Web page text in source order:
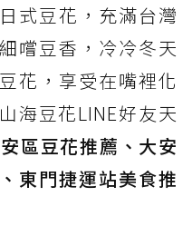
式豆花，充滿台灣
嚐豆香，冷冷冬天
花，享受在嘴裡化
海豆花LINE好友天
區豆花推薦、大安
東門捷運站美食推